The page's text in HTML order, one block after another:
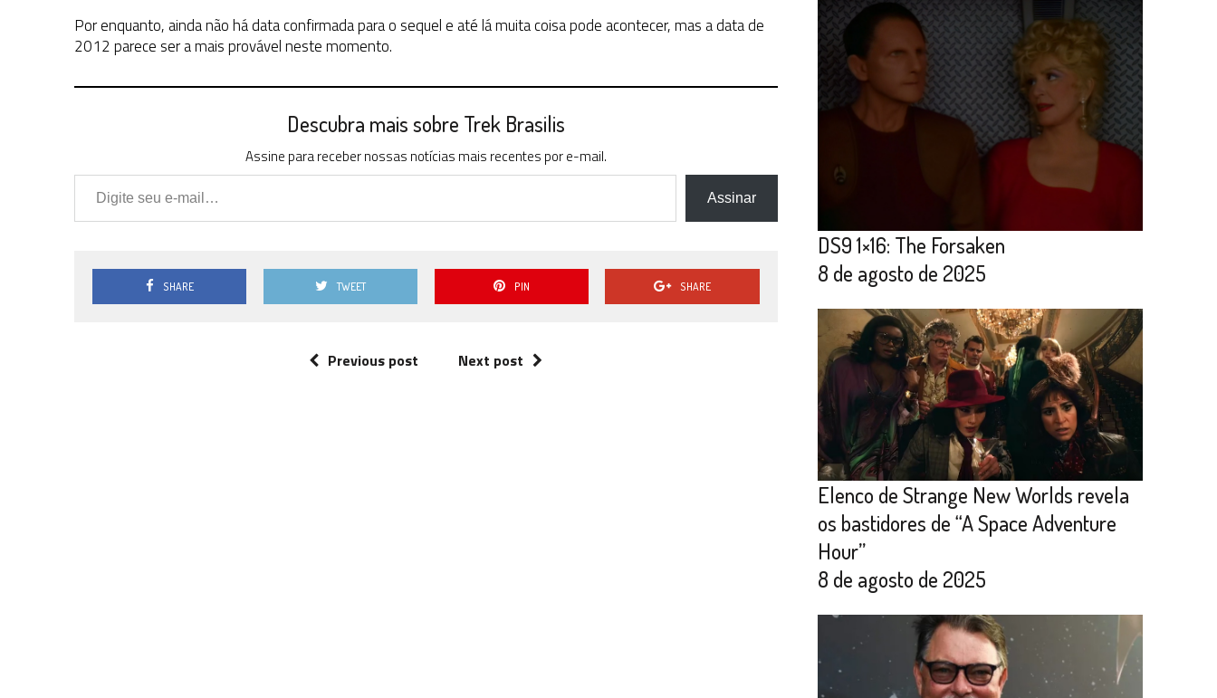
Por enquanto, ainda não há data confirmada para o sequel e até lá muita coisa pode acontecer, mas a data de
2012 parece ser a mais provável neste momento.
Descubra mais sobre Trek Brasilis
Assine para receber nossas notícias mais recentes por e-mail.
Digite seu e-mail…
Assinar
SHARE TWEET PIN SHARE
Previous post Next post
DS9 1×16: The Forsaken
8 de agosto de 2025
Elenco de Strange New Worlds revela
os bastidores de “A Space Adventure
Hour”
8 de agosto de 2025